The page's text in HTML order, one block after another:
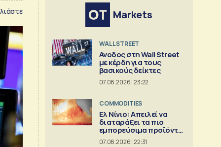
Markets
WALL STREET
Ανοδος στη Wall Street
με κέρδη για τους
βασικούς δείκτες
07.08.2026 | 23:22
COMMODITIES
Ελ Νίνιο: Απειλεί να
διαταράξει τα πιο
εμπορεύσιμα προϊόντα
στον κόσμο
07.08.2026 | 22:31